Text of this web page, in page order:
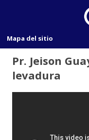
Pr. Jeison
levadura